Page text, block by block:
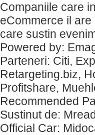
Companiile care
eCommerce il
care sustin
Powered by:
Parteneri: Citi,
Retargeting.biz,
Profitshare,
Recommended
Sustinut de:
Official Car: